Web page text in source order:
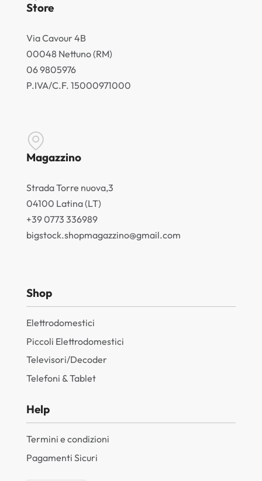
Store
Via Cavour 4B
00048 Nettuno (RM)
06 9805976
P.IVA/C.F. 15000971000
Magazzino
Strada Torre nuova,3
04100 Latina (LT)
+39 0773 336989
bigstock.shopmagazzino@gmail.com
Shop
Elettrodomestici
Piccoli Elettrodomestici
Televisori/Decoder
Telefoni & Tablet
Help
Termini e condizioni
Pagamenti Sicuri